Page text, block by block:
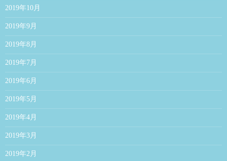
2019年10月
2019年9月
2019年8月
2019年7月
2019年6月
2019年5月
2019年4月
2019年3月
2019年2月